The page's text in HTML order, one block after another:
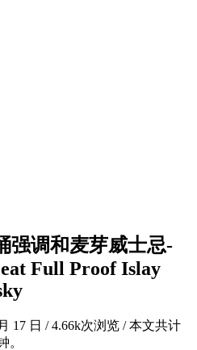
强调和麦芽威士忌-
Full Proof Islay
17 日 /4.66k次浏览 /本文共计
。